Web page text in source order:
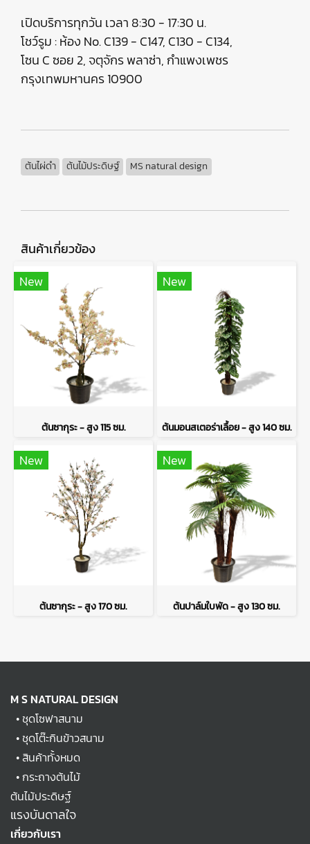
เปิดบริการทุกวัน เวลา 8:30 - 17:30 น.
โชว์รูม : ห้อง No. C139 - C147, C130 - C134,
โซน C ซอย 2, จตุจักร พลาซ่า, กำแพงเพชร
กรุงเทพมหานคร 10900
ต้นไผ่ดำ ต้นไม้ประดิษฐ์ MS natural design
สินค้าเกี่ยวข้อง
New
ต้นซากุระ - สูง 115 ซม.
New
ต้นมอนสเตอร่าเลื้อย - สูง 140 ซม.
New
ต้นซากุระ - สูง 170 ซม.
New
ต้นปาล์มใบพัด - สูง 130 ซม.
M S NATURAL DESIGN
•ชุดโซฟาสนาม
•ชุดโต๊ะกินข้าวสนาม
•สินค้าทั้งหมด
•กระถางต้นไม้
ต้นไม้ประดิษฐ์
แรงบันดาลใจ
เกี่ยวกับเรา